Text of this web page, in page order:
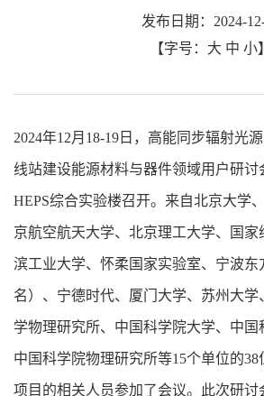
发布日期：2024-
【字号： 大 中 小】
2024年12月18-19日，高能同步辐射光
线站建设能源材料与器件领域用户研讨
HEPS综合实验楼召开。来自北京大学
京航空航天大学、北京理工大学、国家
滨工业大学、怀柔国家实验室、宁波东
名）、宁德时代、厦门大学、苏州大
学物理研究所、中国科学院大学、中国
中国科学院物理研究所等15个单位的38
项目的相关人员参加了会议。此次研讨